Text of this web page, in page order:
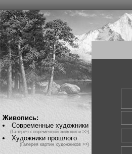
Живопись:
Современные художники
(Галерея современной живописи >>)
Художники прошлого
(Галерея картин художников >>)